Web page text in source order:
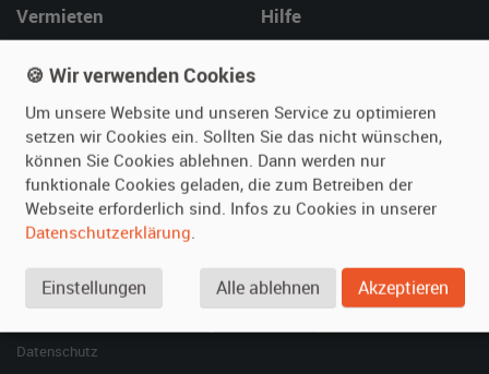
Vermieten
Fotos senden
Fragen für Vermieter
Inserat verwalten
Hilfe
Kontakt
SPECIAL
Berühmte Filmautos –
Datenschutz
🍪 Wir verwenden Cookies
Um unsere Website und unseren Service zu optimieren
setzen wir Cookies ein. Sollten Sie das nicht wünschen,
können Sie Cookies ablehnen. Dann werden nur
funktionale Cookies geladen, die zum Betreiben der
Webseite erforderlich sind. Infos zu Cookies in unserer
Datenschutzerklärung.
Einstellungen Alle ablehnen Akzeptieren